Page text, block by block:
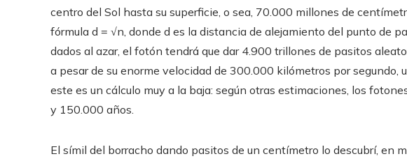
centro del Sol hasta su superficie, o sea, 70.000 millones de
fórmula d = √n, donde d es la distancia de alejamiento del punto de
dados al azar, el fotón tendrá que dar 4.900 trillones de pasitos
a pesar de su enorme velocidad de 300.000 kilómetros por segundo,
este es un cálculo muy a la baja: según otras estimaciones, los
y 150.000 años.
El símil del borracho dando pasitos de un centímetro lo descubrí, en